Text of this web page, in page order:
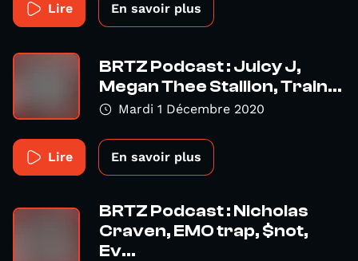
Lire En savoir plus
BRTZ Podcast : Juicy J,
Megan Thee Stallion, Train...
Mardi 1 Décembre 2020
Lire En savoir plus
BRTZ Podcast : Nicholas
Craven, EMO trap, $not,
Ev...